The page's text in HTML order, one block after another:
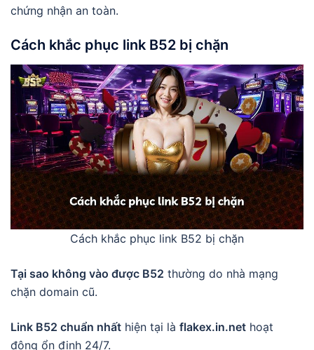
chứng nhận an toàn.
Cách khắc phục link B52 bị chặn
Cách khắc phục link B52 bị chặn
Tại sao không vào được B52 thường do nhà mạng
chặn domain cũ.
Link B52 chuẩn nhất hiện tại là flakex.in.net hoạt
động ổn định 24/7.